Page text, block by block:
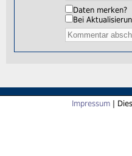
Daten merken?
Bei
Impressum |